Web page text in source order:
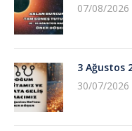
07/08/2026
3 Ağustos
30/07/2026